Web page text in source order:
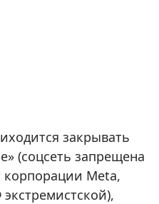
закрывать
(соцсеть запрещена
Meta,